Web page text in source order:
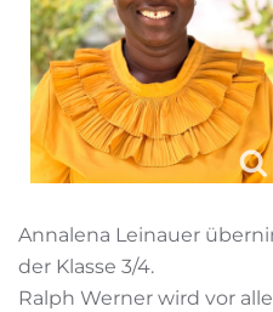
Annalena Leinauer
der Klasse 3/4.
Ralph Werner wird vor